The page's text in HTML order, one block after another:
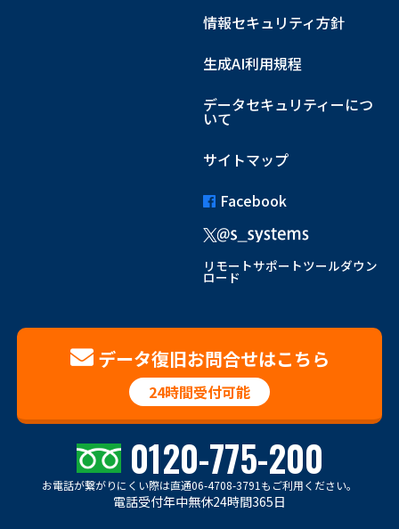
情報セキュリティ方針
生成AI利用規程
データセキュリティーにつ
いて
サイトマップ
Facebook
リモートサポートツールダウン
ロード
データ復旧お問合せはこちら
24時間受付可能
0120-775-200
お電話が繋がりにくい際は直通06-4708-3791もご利用ください。
電話受付年中無休24時間365日